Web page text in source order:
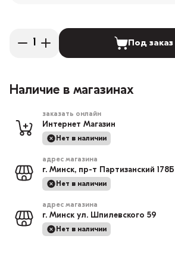
Под заказ
Наличие в магазинах
заказать онлайн
Интернет Магазин
Нет в наличии
адрес магазина
г. Минск, пр-т Партизанский 178Б
Нет в наличии
адрес магазина
г. Минск ул. Шпилевского 59
Нет в наличии